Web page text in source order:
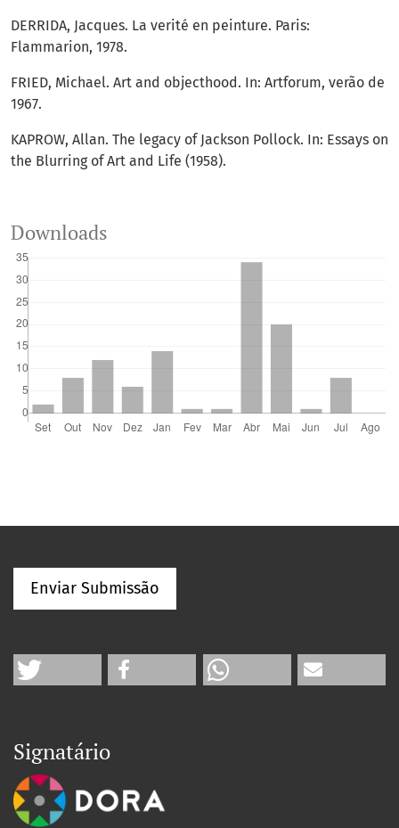
DERRIDA, Jacques. La verité en peinture. Paris:
Flammarion, 1978.
FRIED, Michael. Art and objecthood. In: Artforum, verão de
1967.
KAPROW, Allan. The legacy of Jackson Pollock. In: Essays on
the Blurring of Art and Life (1958).
Downloads
Enviar Submissão
Signatário